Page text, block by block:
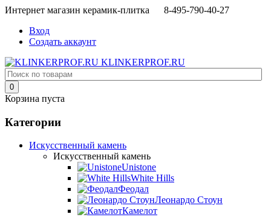
Интернет магазин керамик-плитка 8-495-790-40-27
Вход
Создать аккаунт
KLINKERPROF.RU
0
Корзина пуста
Категории
Искусственный камень
Искусственный камень
Unistone
White Hills
Феодал
Леонардо Стоун
Камелот